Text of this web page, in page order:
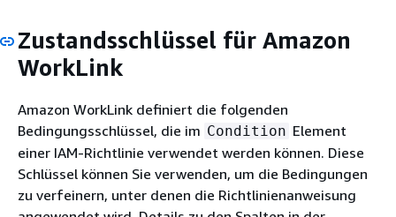
Zustandsschlüssel für Amazon
WorkLink
Amazon WorkLink definiert die folgenden
Bedingungsschlüssel, die im Condition Element
einer IAM-Richtlinie verwendet werden können. Diese
Schlüssel können Sie verwenden, um die Bedingungen
zu verfeinern, unter denen die Richtlinienanweisung